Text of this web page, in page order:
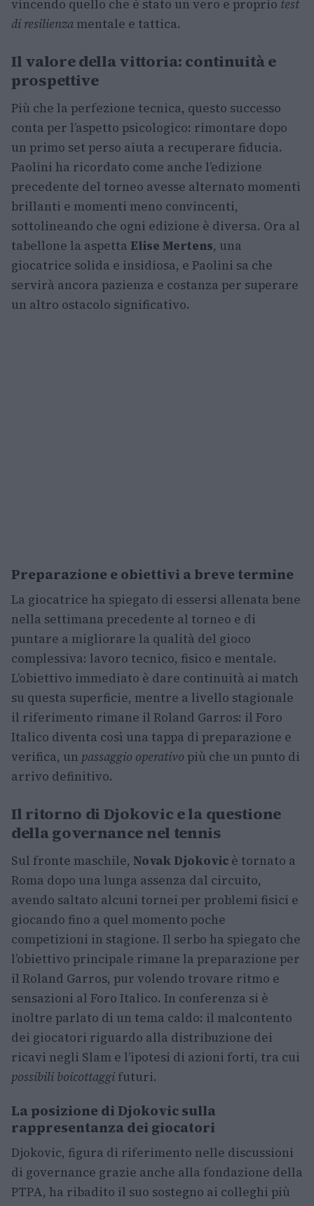
vincendo quello che è stato un vero e proprio test
di resilienza mentale e tattica.
Il valore della vittoria: continuità e
prospettive
Più che la perfezione tecnica, questo successo
conta per l’aspetto psicologico: rimontare dopo
un primo set perso aiuta a recuperare fiducia.
Paolini ha ricordato come anche l’edizione
precedente del torneo avesse alternato momenti
brillanti e momenti meno convincenti,
sottolineando che ogni edizione è diversa. Ora al
tabellone la aspetta Elise Mertens, una
giocatrice solida e insidiosa, e Paolini sa che
servirà ancora pazienza e costanza per superare
un altro ostacolo significativo.
Preparazione e obiettivi a breve termine
La giocatrice ha spiegato di essersi allenata bene
nella settimana precedente al torneo e di
puntare a migliorare la qualità del gioco
complessiva: lavoro tecnico, fisico e mentale.
L’obiettivo immediato è dare continuità ai match
su questa superficie, mentre a livello stagionale
il riferimento rimane il Roland Garros: il Foro
Italico diventa così una tappa di preparazione e
verifica, un passaggio operativo più che un punto di
arrivo definitivo.
Il ritorno di Djokovic e la questione
della governance nel tennis
Sul fronte maschile, Novak Djokovic è tornato a
Roma dopo una lunga assenza dal circuito,
avendo saltato alcuni tornei per problemi fisici e
giocando fino a quel momento poche
competizioni in stagione. Il serbo ha spiegato che
l’obiettivo principale rimane la preparazione per
il Roland Garros, pur volendo trovare ritmo e
sensazioni al Foro Italico. In conferenza si è
inoltre parlato di un tema caldo: il malcontento
dei giocatori riguardo alla distribuzione dei
ricavi negli Slam e l’ipotesi di azioni forti, tra cui
possibili boicottaggi futuri.
La posizione di Djokovic sulla
rappresentanza dei giocatori
Djokovic, figura di riferimento nelle discussioni
di governance grazie anche alla fondazione della
PTPA, ha ribadito il suo sostegno ai colleghi più